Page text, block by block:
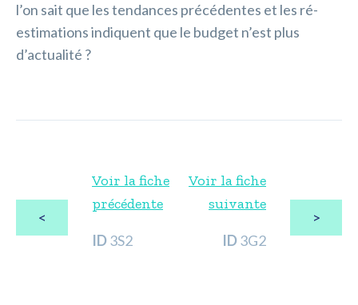
l’on sait que les tendances précédentes et les ré-
estimations indiquent que le budget n’est plus
d’actualité ?
<
Voir la fiche
précédente
ID3S2
Voir la fiche
suivante
ID3G2
>